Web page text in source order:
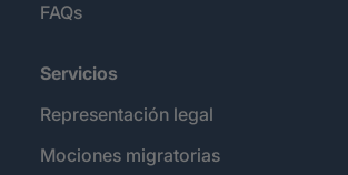
FAQs
Servicios
Representación legal
Mociones migratorias